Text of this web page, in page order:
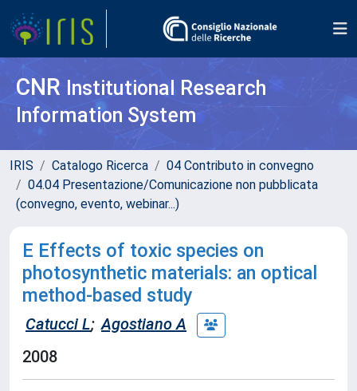
CNR Institutional Research
Information System
IRIS Catalogo Ricerca
04 Contributo in convegno
04.04 Presentazione/Comunicazione non pubblicata
(convegno, evento, webinar...)
E Effects of toxic species on
photosynthetic materials: an optical
method-based study
Catucci L; Agostiano A
2008